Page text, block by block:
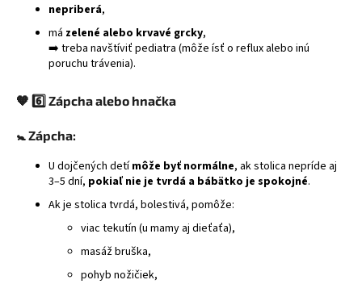
nepriberá,
má zelené alebo krvavé grcky,
➡️ treba navštíviť pediatra (môže ísť o reflux alebo inú
poruchu trávenia).
🧡 6️⃣ Zápcha alebo hnačka
🚼 Zápcha:
U dojčených detímôže byť normálne, ak stolica nepríde aj
3–5 dní, pokiaľ nie je tvrdá a bábätko je spokojné.
Ak je stolica tvrdá, bolestivá, pomôže:
viac tekutín (u mamy aj dieťaťa),
masáž bruška,
pohyb nožičiek,